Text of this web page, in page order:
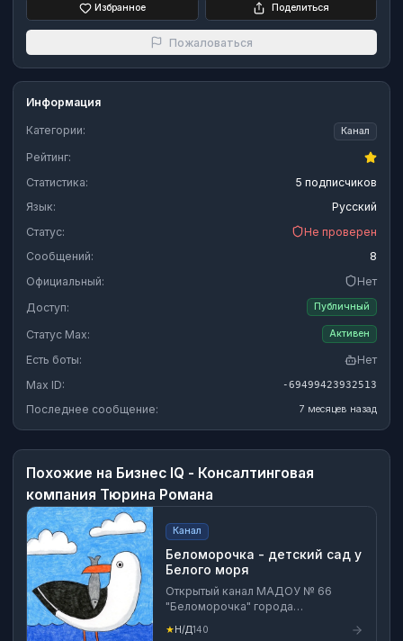
Избранное Поделиться
Пожаловаться
Информация
Категории: Канал
Рейтинг:
Статистика:
5 подписчиков
Язык:
Русский
Статус:
Не проверен
Сообщений:
8
Официальный:
Нет
Доступ:
Публичный
Статус Max: Активен
Есть боты:
Нет
Max ID:
-69499423932513
Последнее сообщение: 7 месяцев назад
Похожие на Бизнес IQ - Консалтинговая
компания Тюрина Романа
Канал
Беломорочка - детский сад у
Белого моря
Открытый канал МАДОУ № 66
"Беломорочка" города
Северодвинска Архангельской
области.
★Н/Д140